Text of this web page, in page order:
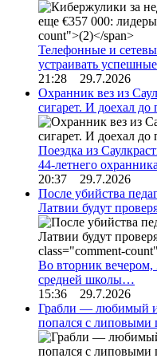
Телефонные и
устраивать
21:28 29.7.2026
Охранник вез из
сигарет. И доехал до
Поездка из
44-летнего
20:37 29.7.2026
После убийства
Латвии будут
Во вторник
средней школы…
15:36 29.7.2026
Грабли — любимый
попался с липовыми